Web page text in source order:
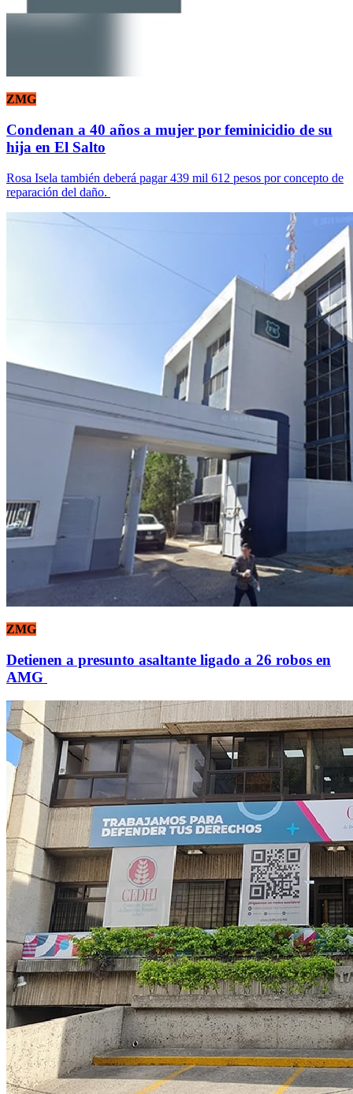
ZMG
Condenan a 40 años a mujer por feminicidio de su
hija en El Salto
Rosa Isela también deberá pagar 439 mil 612 pesos por concepto de
reparación del daño.
ZMG
Detienen a presunto asaltante ligado a 26 robos en
AMG